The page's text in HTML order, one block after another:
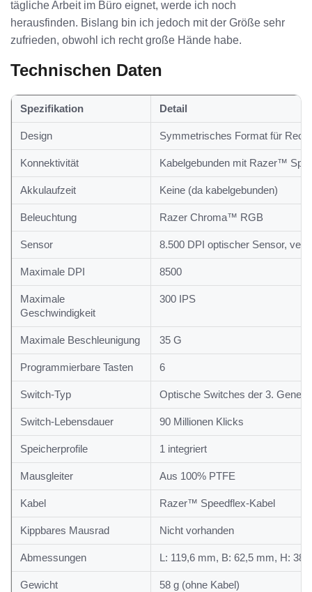
tägliche Arbeit im Büro eignet, werde ich noch
herausfinden. Bislang bin ich jedoch mit der Größe sehr
zufrieden, obwohl ich recht große Hände habe.
Technischen Daten
Spezifikation Detail
Design Symmetrisches Format für
Konnektivität Kabelgebunden mit Razer™
Akkulaufzeit Keine (da kabelgebunden)
Beleuchtung Razer Chroma™ RGB
Sensor 8.500 DPI optischer Sensor,
Maximale DPI 8500
Maximale
Geschwindigkeit
300 IPS
Maximale Beschleunigung 35 G
Programmierbare Tasten 6
Switch-Typ Optische Switches der 3.
Switch-Lebensdauer 90 Millionen Klicks
Speicherprofile 1 integriert
Mausgleiter Aus 100% PTFE
Kabel Razer™ Speedflex-Kabel
Kippbares Mausrad Nicht vorhanden
Abmessungen L: 119,6 mm, B: 62,5 mm, H:
Gewicht 58 g (ohne Kabel)